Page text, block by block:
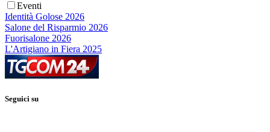
Eventi
Identità Golose 2026
Salone del Risparmio 2026
Fuorisalone 2026
L'Artigiano in Fiera 2025
Seguici su